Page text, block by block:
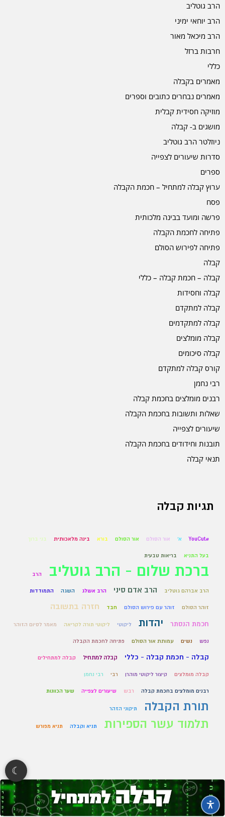
הרב גוטליב
הרב יוחאי ימיני
הרב מיכאל מאור
חרבות ברזל
כללי
מאמרים בקבלה
מאמרים נבחרים כתובים וספרים
מוזיקה חסידית קבלית
מושגים ב- קבלה
ניוזלטר הרב גוטליב
סדרות שיעורים לצפייה
ספרים
ערוץ קבלה למתחיל – חכמת הקבלה
פסח
פרשה ומועד בבינה מלכותית
פתיחה לחכמת הקבלה
פתיחה לפירוש הסולם
קבלה
קבלה – חכמת קבלה – כללי
קבלה וחסידות
קבלה למתקדם
קבלה למתקדמים
קבלה מומלצים
קבלה סיכומים
קורס קבלה למתקדם
רבי נחמן
רבנים מומלצים בחכמת קבלה
שאלות ותשובות בחכמת הקבלה
שיעורים לצפייה
תובנות וחידודים בחכמת הקבלה
תנאי קבלה
תגיות קבלה
#YouCut א' אור הסולם אור הסולם בורא בינה מלאכותית בני ברוך
בעל התניא בריאות טבעית
ברכת שלום - הרב גוטליב הרב
הרב אברהם גוטליב הרב אדם סיני הרב אשלג השגה התמודדות
זוהר הסולם זוהר עם פירוש הסולם חבד חזרה בתשובה
חכמת הנסתר יהדות ליקוטי ליקוטי תורה לקריאה מאמר לסיום הזוהר
נפש נשים עמותת אור הסולם פתיחה לחכמת הקבלה
קבלה - חכמת קבלה - כללי קבלה למתחיל קבלה למתחילים
קבלה מומלצים קיצור ליקוטי מוהרן רבי רבי נחמן
רבנים מומלצים בחכמת קבלה רבש שיעורים לצפייה שער הכוונות
תורת הקבלה תיקוני הזהר
תלמוד עשר הספירות תניא וקבלה תניא מפורש
☾